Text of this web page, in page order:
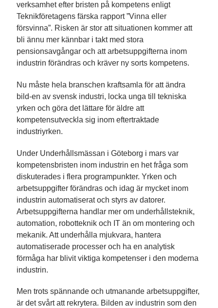
verksamhet efter bristen på kompetens enligt
Teknikföretagens färska rapport ”Vinna eller
försvinna”. Risken är stor att situationen kommer att
bli ännu mer kännbar i takt med stora
pensionsavgångar och att arbetsuppgifterna inom
industrin förändras och kräver ny sorts kompetens.
Nu måste hela branschen kraftsamla för att ändra
bild-en av svensk industri, locka unga till tekniska
yrken och göra det lättare för äldre att
kompetensutveckla sig inom eftertraktade
industriyrken.
Under Underhållsmässan i Göteborg i mars var
kompetensbristen inom industrin en het fråga som
diskuterades i flera programpunkter. Yrken och
arbetsuppgifter förändras och idag är mycket inom
industrin automatiserat och styrs av datorer.
Arbetsuppgifterna handlar mer om underhållsteknik,
automation, robotteknik och IT än om montering och
mekanik. Att underhålla mjukvara, hantera
automatiserade processer och ha en analytisk
förmåga har blivit viktiga kompetenser i den moderna
industrin.
Men trots spännande och utmanande arbetsuppgifter,
är det svårt att rekrytera. Bilden av industrin som den